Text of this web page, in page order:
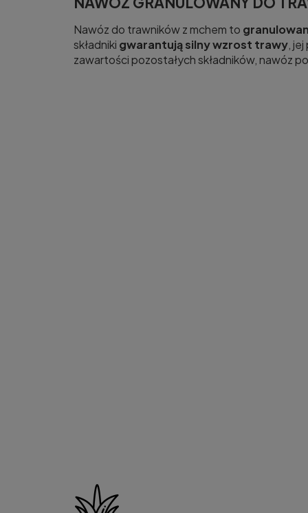
Nawóz do trawników z mchem to
składniki gwarantują silny wzrost trawy,
zawartości pozostałych składników, nawóz